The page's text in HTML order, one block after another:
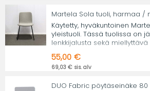
Martela Sola tuoli, harmaa /
Käytetty, hyväkuntoinen
yleistuoli. Tässä tuolissa on
lenkkijalusta sekä miellyttävä
55,00 €
69,03 € sis. alv
DUO Fabric pöytäseinäke 80